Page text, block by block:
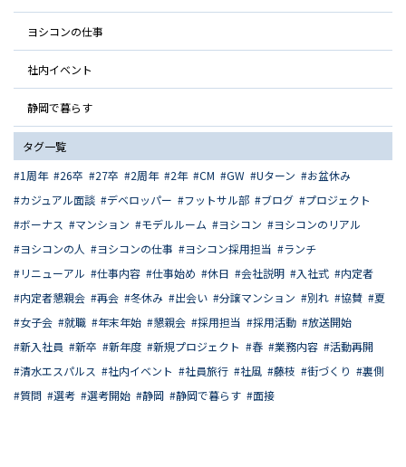
ヨシコンの仕事
社内イベント
静岡で暮らす
タグ一覧
1周年
26卒 27卒 2周年 2年 CM GW Uターン
お盆休み
カジュアル面談
デベロッパー フットサル部 ブログ
プロジェクト
ボーナス
マンション モデルルーム ヨシコン
ヨシコンのリアル
ヨシコンの人
ヨシコンの仕事 ヨシコン採用担当
ランチ
リニューアル
仕事内容 仕事始め 休日 会社説明 入社式
内定者
内定者懇親会
再会 冬休み 出会い 分譲マンション 別れ 協賛
夏
女子会
就職 年末年始 懇親会 採用担当 採用活動
放送開始
新入社員
新卒 新年度 新規プロジェクト 春 業務内容
活動再開
清水エスパルス
社内イベント 社員旅行 社風 藤枝 街づくり
裏側
質問
選考 選考開始 静岡 静岡で暮らす 面接